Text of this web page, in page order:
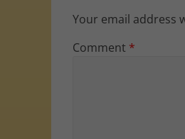
Your email address
Comment *